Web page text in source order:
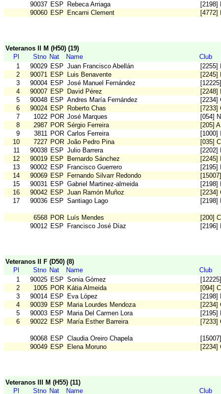
90037 ESP Rebeca Arriaga
[2198]
90060 ESP Encarni Clement [4772]
Veteranos II M (H50) (19)
Pl
Stno Nat Name
Club
1
90029 ESP Juan Francisco Abellán
[2255]
2
90071 ESP Luis Benavente
[2245]
3
90004 ESP José Manuel Fernández
4
90007 ESP David Pérez
[2248]
5
90048 ESP Andres María Fernández
[2234]
6
90024 ESP Roberto Chas
[7233]
7
1022 POR José Marques
[054]
8
2987 POR Sérgio Ferreira
[205]
9
3811 POR Carlos Ferreira
[1000]
10
7227 POR João Pedro Pina
[035]
11
90038 ESP Julio Barrera
[2202]
12
90019 ESP Bernardo Sánchez
[2245]
13
90002 ESP Francisco Guerrero
[2195]
14
90069 ESP Fernando Silvarr Redondo
15
90031 ESP Gabriel Martinez-almeida
[2198]
16
90042 ESP Juan Ramón Muñoz
[2234]
17
90036 ESP Santiago Lago [2198]
6568 POR Luís Mendes
[200]
90012 ESP Francisco José Díaz [2196]
Veteranos II F (D50) (8)
Pl
Stno Nat Name
Club
1
90025 ESP Sonia Gómez
2
1005 POR Kátia Almeida
[094]
3
90014 ESP Eva López
[2198]
4
90039 ESP Maria Lourdes Mendoza
[2234]
5
90003 ESP Maria Del Carmen Lora
[2195]
6
90022 ESP María Esther Barreira [7233]
90068 ESP Claudia Oreiro Chapela
90049 ESP Elena Moruno [2234]
Veteranos III M (H55) (11)
Pl
Stno Nat Name Club